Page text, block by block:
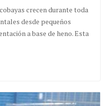
crecen durante toda
desde pequeños
a base de heno. Esta